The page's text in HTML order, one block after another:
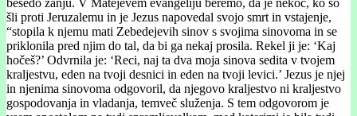
šli proti Jeruzalemu in je Jezus napovedal svojo smrt in vstajenje,
“stopila k njemu mati Zebedejevih sinov s svojima sinovoma in se
priklonila pred njim do tal, da bi ga nekaj prosila. Rekel ji je: ‘Kaj
hočeš?’ Odvrnila je: ‘Reci, naj ta dva moja sinova sedita v tvojem
kraljestvu, eden na tvoji desnici in eden na tvoji levici.’ Jezus je njej
in njenima sinovoma odgovoril, da njegovo kraljestvo ni kraljestvo
gospodovanja in vladanja, temveč služenja. S tem odgovorom je